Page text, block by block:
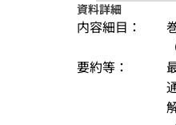
資料詳細
内容細目：
要約等：